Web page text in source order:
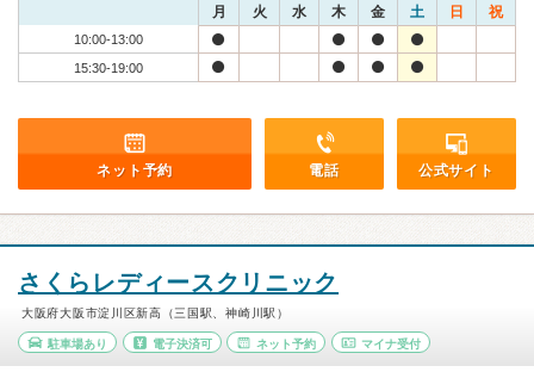
月 火 水 木 金 土 日 祝
10:00-13:00
15:30-19:00
ネット予約 電話 公式サイト
さくらレディースクリニック
大阪府大阪市淀川区新高（三国駅、神崎川駅）
駐車場あり 電子決済可 ネット予約 マイナ受付